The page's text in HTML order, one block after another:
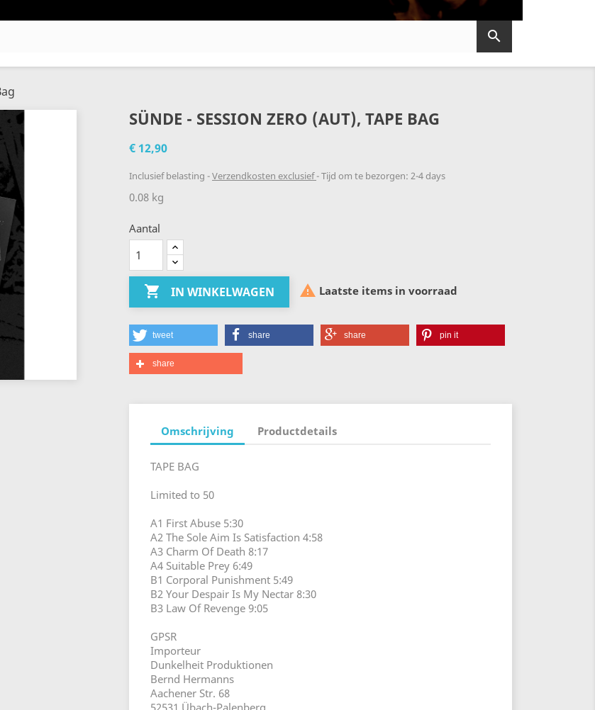

SÜNDE - SESSION ZERO (AUT), TAPE BAG
€ 12,90
Inclusief belasting Verzendkosten exclusief Tijd om te bezorgen: 2-4 days
0.08 kg
Aantal
 IN WINKELWAGEN  Laatste items in voorraad
tweet share share pin it
share
Omschrijving Productdetails
TAPE BAG
Limited to 50
A1 First Abuse 5:30
A2 The Sole Aim Is Satisfaction 4:58
A3 Charm Of Death 8:17
A4 Suitable Prey 6:49
B1 Corporal Punishment 5:49
B2 Your Despair Is My Nectar 8:30
B3 Law Of Revenge 9:05
GPSR
Importeur
Dunkelheit Produktionen
Bernd Hermanns
Aachener Str. 68